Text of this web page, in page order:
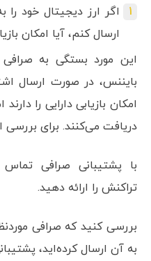
اگر ارز دیجیتال خود
ارسال کنم، آیا امکان
این مورد بستگی به صرافی
بایننس، در صورت ارسال
امکان بازیابی دارایی را
دریافت می‌کنند. برای بررسی
با پشتیبانی صرافی
تراکنش را ارائه دهید.
بررسی کنید که صرافی
به آن ارسال کرده‌اید،